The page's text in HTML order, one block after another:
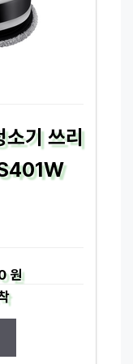
소기 쓰리
원